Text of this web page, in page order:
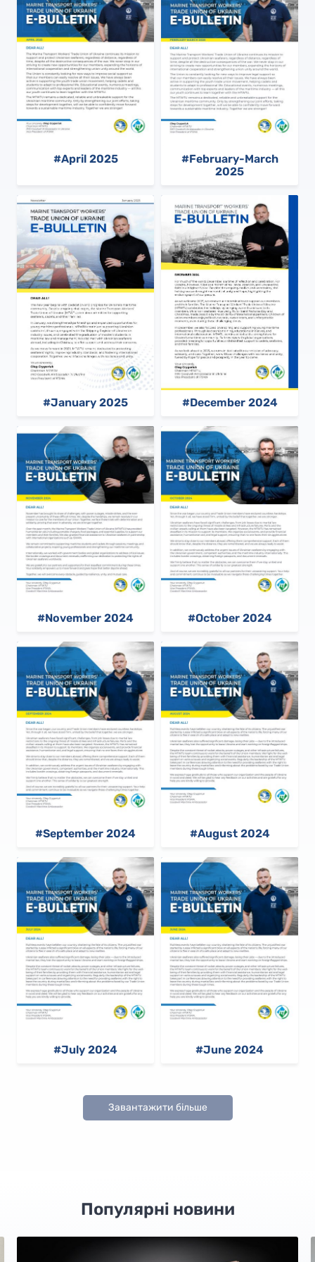
#April 2025
#February-March
2025
#January 2025 #December 2024
#November 2024 #October 2024
#September 2024 #August 2024
#July 2024 #June 2024
Завантажити більше
Популярні новини